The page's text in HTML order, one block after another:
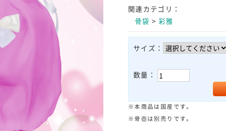
関連カテゴリ：
骨袋 > 彩雅
サイズ：
数量：
※本商品は国産です。
※骨壺は別売りです。